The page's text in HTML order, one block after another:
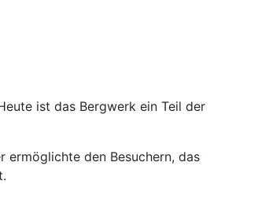
ist das Bergwerk ein Teil der
ermöglichte den Besuchern, das